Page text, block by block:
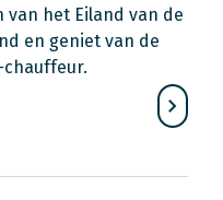
het Eiland van de
en geniet van de